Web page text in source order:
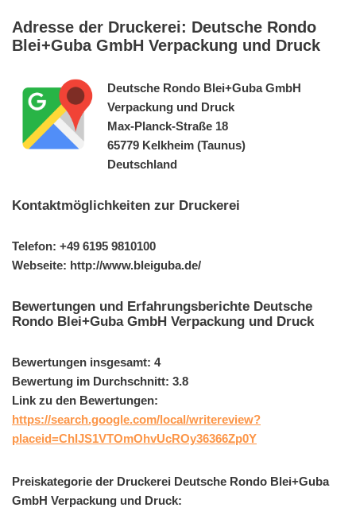
Adresse der Druckerei: Deutsche Rondo
Blei+Guba GmbH Verpackung und Druck
Deutsche Rondo Blei+Guba GmbH
Verpackung und Druck
Max-Planck-Straße 18
65779 Kelkheim (Taunus)
Deutschland
Kontaktmöglichkeiten zur Druckerei
Telefon: +49 6195 9810100
Webseite: http://www.bleiguba.de/
Bewertungen und Erfahrungsberichte Deutsche
Rondo Blei+Guba GmbH Verpackung und Druck
Bewertungen insgesamt: 4
Bewertung im Durchschnitt: 3.8
Link zu den Bewertungen:
https://search.google.com/local/writereview?
placeid=ChIJS1VTOmOhvUcROy36366Zp0Y
Preiskategorie der Druckerei Deutsche Rondo Blei+Guba
GmbH Verpackung und Druck: